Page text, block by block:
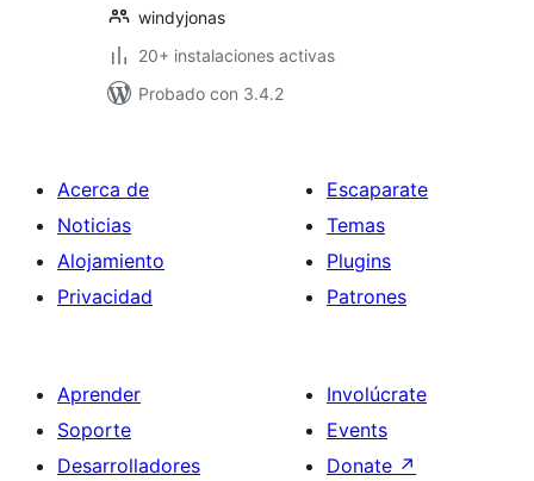
windyjonas
20+ instalaciones activas
Probado con 3.4.2
Acerca de
Noticias
Alojamiento
Privacidad
Escaparate
Temas
Plugins
Patrones
Aprender
Soporte
Desarrolladores
Involúcrate
Events
Donate ↗